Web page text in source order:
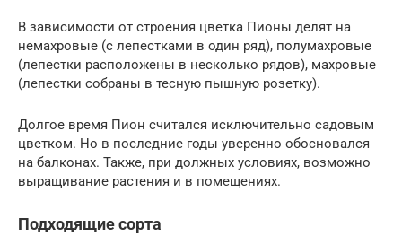
В зависимости от строения цветка Пионы делят на
немахровые (с лепестками в один ряд), полумахровые
(лепестки расположены в несколько рядов), махровые
(лепестки собраны в тесную пышную розетку).
Долгое время Пион считался исключительно садовым
цветком. Но в последние годы уверенно обосновался
на балконах. Также, при должных условиях, возможно
выращивание растения и в помещениях.
Подходящие сорта